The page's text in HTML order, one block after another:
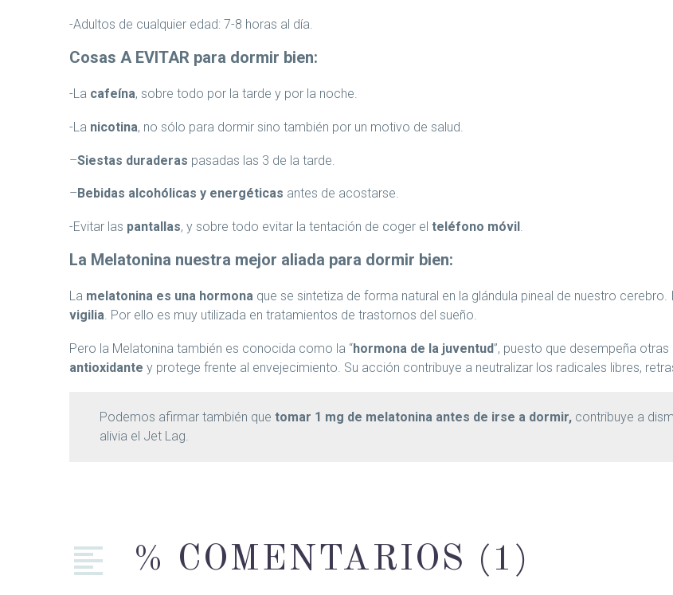
-Adultos de cualquier edad: 7-8 horas al día.
Cosas A EVITAR para dormir bien:
-La cafeína, sobre todo por la tarde y por la noche.
-La nicotina, no sólo para dormir sino también por un motivo de salud.
–Siestas duraderas pasadas las 3 de la tarde.
–Bebidas alcohólicas y energéticas antes de acostarse.
-Evitar las pantallas, y sobre todo evitar la tentación de coger el teléfono móvil
La Melatonina nuestra mejor aliada para dormir bien:
La melatonina es una hormona que se sintetiza de forma natural en la glándula pineal de nuestro cerebro.
vigilia. Por ello es muy utilizada en tratamientos de trastornos del sueño.
Pero la Melatonina también es conocida como la “hormona de la juventud”, puesto que desempeña
antioxidante y protege frente al envejecimiento. Su acción contribuye a neutralizar los radicales libres,
Podemos afirmar también que tomar 1 mg de melatonina antes de irse a dormir, contribuye a
alivia el Jet Lag.
% COMENTARIOS (1)